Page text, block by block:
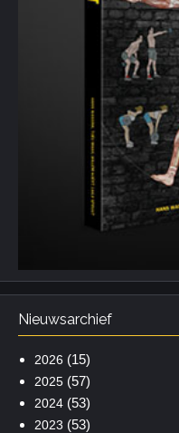
Nieuwsarchief
2026 (15)
2025(57)
2024(53)
2023 (53)